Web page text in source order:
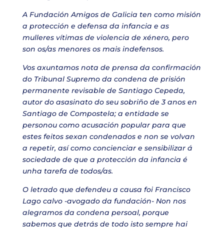
A Fundación Amigos de Galicia ten como misión
a protección e defensa da infancia e as
mulleres vítimas de violencia de xénero, pero
son os/as menores os mais indefensos.
Vos axuntamos nota de prensa da confirmación
do Tribunal Supremo da condena de prisión
permanente revisable de Santiago Cepeda,
autor do asasinato do seu sobriño de 3 anos en
Santiago de Compostela; a entidade se
personou como acusación popular para que
estes feitos sexan condenados e non se volvan
a repetir, así como concienciar e sensibilizar á
sociedade de que a protección da infancia é
unha tarefa de todos/as.
O letrado que defendeu a causa foi Francisco
Lago calvo -avogado da fundación- Non nos
alegramos da condena persoal, porque
sabemos que detrás de todo isto sempre hai